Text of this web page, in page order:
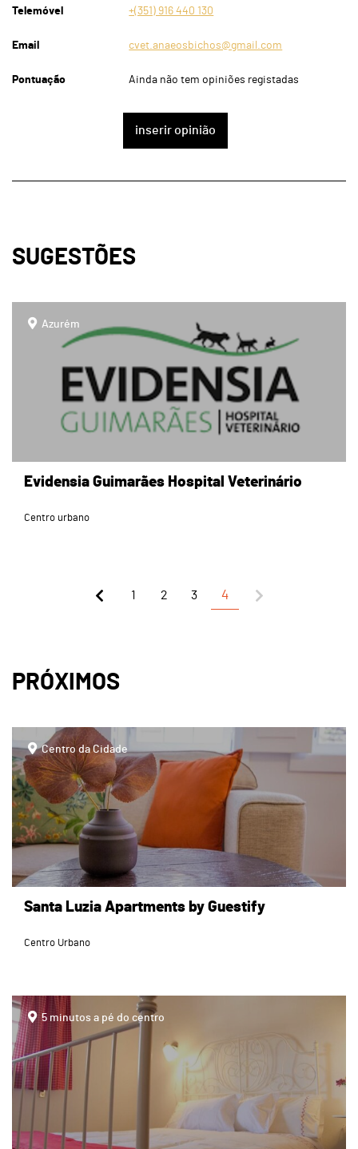
Telemóvel +(351) 916 440 130
Email cvet.anaeosbichos@gmail.com
Pontuação Ainda não tem opiniões registadas
inserir opinião
SUGESTÕES
Azurém
Evidensia Guimarães Hospital Veterinário
Centro urbano
1 2 3 4
PRÓXIMOS
page
Centro da Cidade
Santa Luzia Apartments by Guestify
Centro Urbano
page
5 minutos a pé do centro